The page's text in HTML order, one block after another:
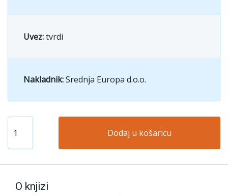
Uvez:tvrdi
Nakladnik:Srednja Europa d.o.o.
Dodaj u košaricu
O knjizi